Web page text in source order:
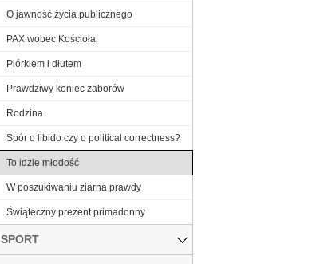
O jawność życia publicznego
PAX wobec Kościoła
Piórkiem i dłutem
Prawdziwy koniec zaborów
Rodzina
Spór o libido czy o political correctness?
To idzie młodość
W poszukiwaniu ziarna prawdy
Świąteczny prezent primadonny
SPORT